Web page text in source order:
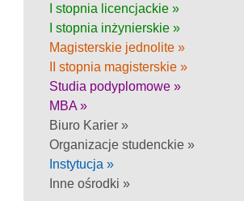
I stopnia licencjackie »
I stopnia inżynierskie »
Magisterskie jednolite »
II stopnia magisterskie »
Studia podyplomowe »
MBA »
Biuro Karier »
Organizacje studenckie »
Instytucja »
Inne ośrodki »